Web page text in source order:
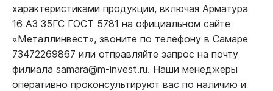
характеристиками продукции, включая Арматура
16 А3 35ГС ГОСТ 5781 на официальном сайте
«Металлинвест», звоните по телефону в Самаре
73472269867 или отправляйте запрос на почту
филиала samara@m-invest.ru. Наши менеджеры
оперативно проконсультируют вас по наличию и